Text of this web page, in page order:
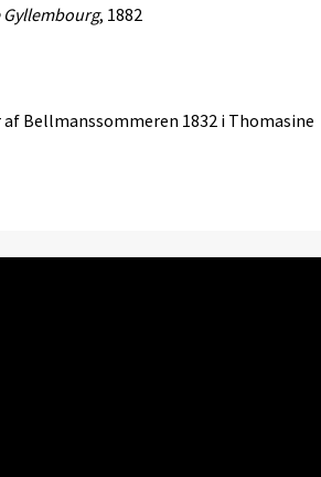
Gyllembourg, 1882
Bellmanssommeren 1832 i Thomasine